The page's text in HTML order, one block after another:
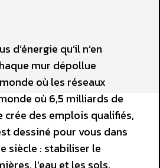
qu’il n’en
mur dépollue
où les réseaux
où 6,5 milliards de
des emplois qualifiés,
dessiné pour vous dans
siècle : stabiliser le
l’eau et les sols,